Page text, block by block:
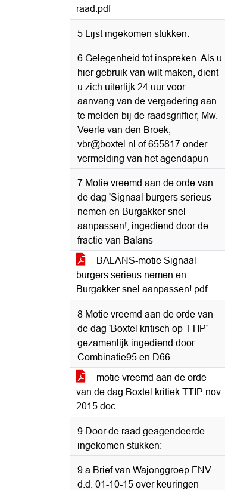
raad.pdf
5 Lijst ingekomen stukken.
6 Gelegenheid tot inspreken. Als u
hier gebruik van wilt maken, dient
u zich uiterlijk 24 uur voor
aanvang van de vergadering aan
te melden bij de raadsgriffier, Mw.
Veerle van den Broek,
vbr@boxtel.nl of 655817 onder
vermelding van het agendapun
7 Motie vreemd aan de orde van
de dag 'Signaal burgers serieus
nemen en Burgakker snel
aanpassen!, ingediend door de
fractie van Balans
BALANS-motie Signaal
burgers serieus nemen en
Burgakker snel aanpassen!.pdf
8 Motie vreemd aan de orde van
de dag 'Boxtel kritisch op TTIP'
gezamenlijk ingediend door
Combinatie95 en D66.
motie vreemd aan de orde
van de dag Boxtel kritiek TTIP nov
2015.doc
9 Door de raad geagendeerde
ingekomen stukken:
9.a Brief van Wajonggroep FNV
d.d. 01-10-15 over keuringen